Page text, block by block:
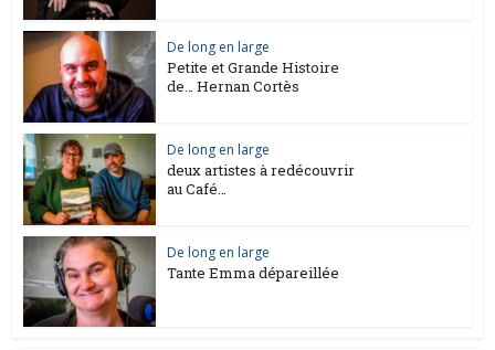
De long en large
Petite et Grande Histoire
de… Hernan Cortès
De long en large
deux artistes à redécouvrir
au Café…
De long en large
Tante Emma dépareillée